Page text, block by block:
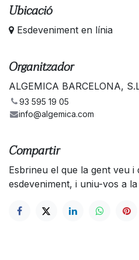
Ubicació
Esdeveniment en línia
Organitzador
ALGEMICA BARCELONA,
93 595 19 05
info@algemica.com
Compartir
Esbrineu el que la gent veu i
esdeveniment, i uniu-vos a